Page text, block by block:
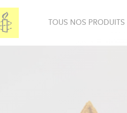
TOUS NOS PRODUITS